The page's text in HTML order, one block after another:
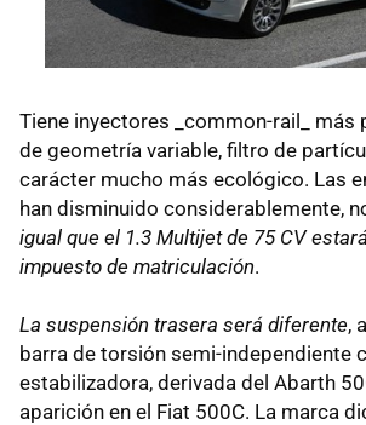
Tiene inyectores _common-rail_ más
de geometría variable, filtro de
carácter mucho más ecológico. Las
han disminuido considerablemente,
igual que el 1.3 Multijet de 75 CV
impuesto de matriculación.
La suspensión trasera será diferente,
barra de torsión semi-independiente
estabilizadora, derivada del Abarth
aparición en el Fiat 500C. La marca